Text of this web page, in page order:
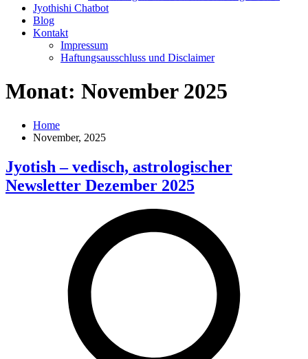
Jyothishi Chatbot
Blog
Kontakt
Impressum
Haftungsausschluss und Disclaimer
Monat: November 2025
Home
November, 2025
Jyotish – vedisch, astrologischer
Newsletter Dezember 2025